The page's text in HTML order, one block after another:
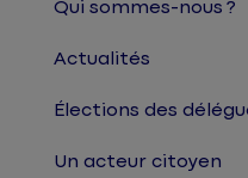
Qui sommes-nous ?
Actualités
Élections des
Un acteur citoyen